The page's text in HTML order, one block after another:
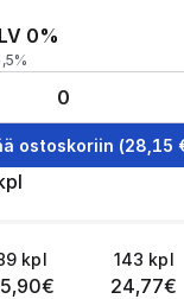
0%
ostoskoriin (28,15
kpl
€
143 kpl
24,77€